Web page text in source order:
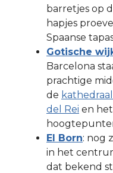
barretjes op
hapjes
Spaanse
Gotische
Barcelona
prachtige
de
del Rei en het
El Born: nog
in het
dat bekend